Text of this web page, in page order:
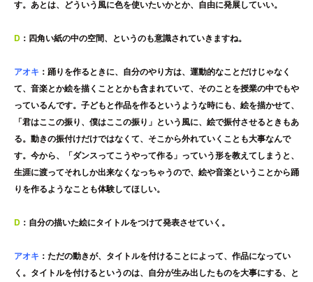
す。あとは、どういう風に色を使いたいかとか、自由に発展していい。
D ：四角い紙の中の空間、というのも意識されていきますね。
アオキ ：踊りを作るときに、自分のやり方は、運動的なことだけじゃなく
て、音楽とか絵を描くこととかも含まれていて、そのことを授業の中でもや
っているんです。子どもと作品を作るというような時にも、絵を描かせて、
「君はここの振り、僕はここの振り」という風に、絵で振付させるときもあ
る。動きの振付けだけではなくて、そこから外れていくことも大事なんで
す。今から、「ダンスってこうやって作る」っていう形を教えてしまうと、
生涯に渡ってそれしか出来なくなっちゃうので、絵や音楽ということから踊
りを作るようなことも体験してほしい。
D ：自分の描いた絵にタイトルをつけて発表させていく。
アオキ ：ただの動きが、タイトルを付けることによって、作品になってい
く。タイトルを付けるというのは、自分が生み出したものを大事にする、と